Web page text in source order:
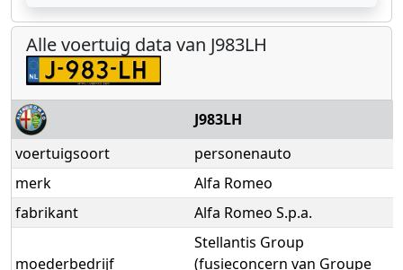
Alle voertuig data van J983LH
J983LH
voertuigsoort
personenauto
merk
Alfa Romeo
fabrikant
Alfa Romeo S.p.a.
moederbedrijf
Stellantis Group
(fusieconcern van Groupe